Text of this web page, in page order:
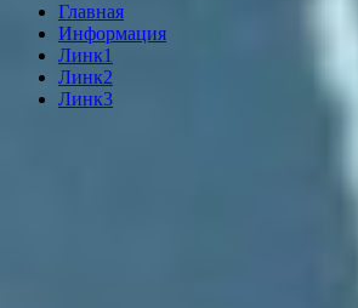
Главная
Информация
Линк1
Линк2
Линк3